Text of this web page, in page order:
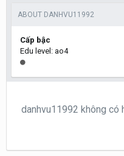
ABOUT DANHVU11992
Cấp bậc
Edu level: ao4
danhvu11992 không có